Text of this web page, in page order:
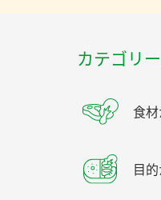
カテゴリ
食
目